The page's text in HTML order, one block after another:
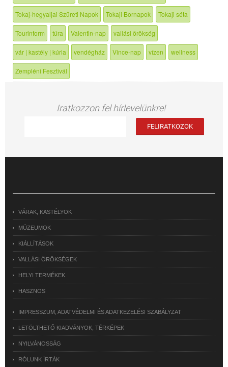
Tokaj-hegyaljai Szüreti Napok Tokaji Bornapok Tokaji séta
Tourinform túra Valentin-nap vallási örökség
vár | kastély | kúria vendégház Vince-nap vízen wellness
Zempléni Fesztivál
Iratkozzon fel hírlevelünkre!
VÁRAK, KASTÉLYOK
MÚZEUMOK
KIÁLLÍTÁSOK
VALLÁSI ÖRÖKSÉGEK
HELYI TERMÉKEK
HASZNOS
IMPRESSZUM, ADATVÉDELMI ÉS ADATKEZELÉSI SZABÁLYZAT
LETÖLTHETŐ KIADVÁNYOK, TÉRKÉPEK
NYILVÁNOSSÁG
RÓLUNK ÍRTÁK